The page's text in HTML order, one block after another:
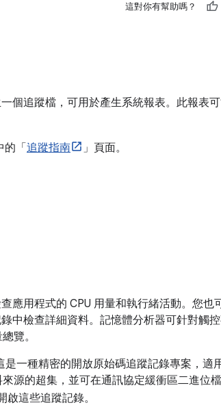
這對你有幫助嗎？
個追蹤檔，可用於產生系統報表。此報表
「 追蹤指南
」頁面。
應用程式的 CPU 用量和執行緒活動。您也
中檢查詳細資料。記憶體分析器可針對觸
覽。
一種精密的開放原始碼追蹤記錄專案，適
源的超集，並可在通訊協定緩衝區二進位
啟這些追蹤記錄。